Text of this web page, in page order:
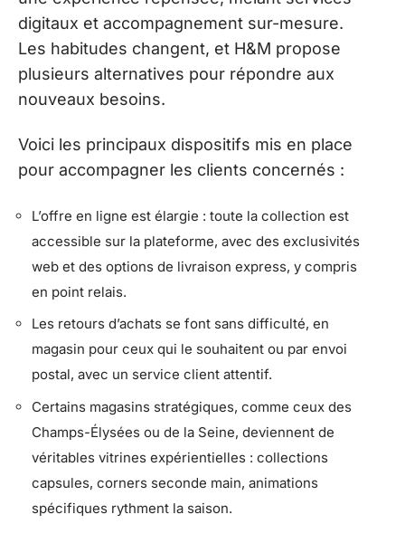
digitaux et accompagnement sur-mesure.
Les habitudes changent, et H&M propose
plusieurs alternatives pour répondre aux
nouveaux besoins.
Voici les principaux dispositifs mis en place
pour accompagner les clients concernés :
L’offre en ligne est élargie : toute la collection est
accessible sur la plateforme, avec des exclusivités
web et des options de livraison express, y compris
en point relais.
Les retours d’achats se font sans difficulté, en
magasin pour ceux qui le souhaitent ou par envoi
postal, avec un service client attentif.
Certains magasins stratégiques, comme ceux des
Champs-Élysées ou de la Seine, deviennent de
véritables vitrines expérientielles : collections
capsules, corners seconde main, animations
spécifiques rythment la saison.